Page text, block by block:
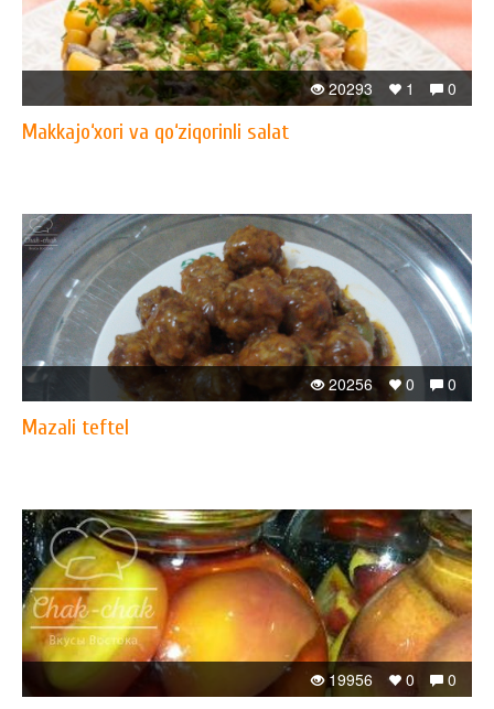
0
1
20293
Makkajo‘xori va qo‘ziqorinli salat
0
0
20256
Mazali teftel
0
0
19956